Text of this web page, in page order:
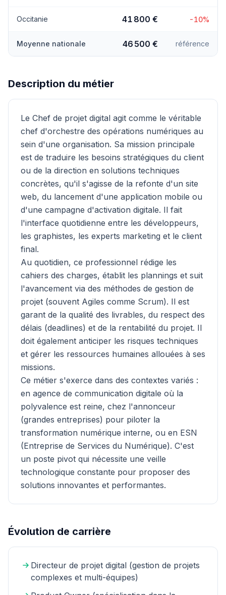
Occitanie 41 800 € -10%
Moyenne nationale 46 500 € référence
Description du métier
Le Chef de projet digital agit comme le véritable
chef d'orchestre des opérations numériques au
sein d'une organisation. Sa mission principale
est de traduire les besoins stratégiques du client
ou de la direction en solutions techniques
concrètes, qu'il s'agisse de la refonte d'un site
web, du lancement d'une application mobile ou
d'une campagne d'activation digitale. Il fait
l'interface quotidienne entre les développeurs,
les graphistes, les experts marketing et le client
final.
Au quotidien, ce professionnel rédige les
cahiers des charges, établit les plannings et suit
l'avancement via des méthodes de gestion de
projet (souvent Agiles comme Scrum). Il est
garant de la qualité des livrables, du respect des
délais (deadlines) et de la rentabilité du projet. Il
doit également anticiper les risques techniques
et gérer les ressources humaines allouées à ses
missions.
Ce métier s'exerce dans des contextes variés :
en agence de communication digitale où la
polyvalence est reine, chez l'annonceur
(grandes entreprises) pour piloter la
transformation numérique interne, ou en ESN
(Entreprise de Services du Numérique). C'est
un poste pivot qui nécessite une veille
technologique constante pour proposer des
solutions innovantes et performantes.
Évolution de carrière
Directeur de projet digital (gestion de projets
complexes et multi-équipes)